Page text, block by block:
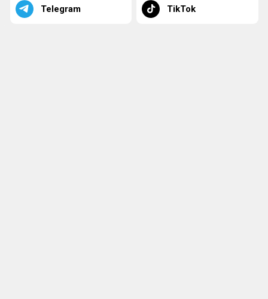
Telegram TikTok